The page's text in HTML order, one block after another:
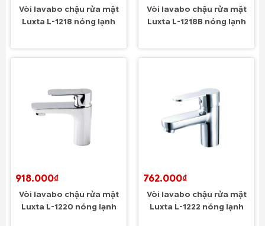
Vòi lavabo chậu rửa mặt
Luxta L-1218 nóng lạnh
Vòi lavabo chậu rửa mặt
Luxta L-1218B nóng lạnh
918.000₫
Vòi lavabo chậu rửa mặt
Luxta L-1220 nóng lạnh
762.000₫
Vòi lavabo chậu rửa mặt
Luxta L-1222 nóng lạnh